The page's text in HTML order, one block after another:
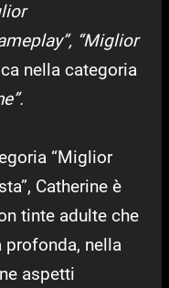
“Miglior
nella categoria
“Miglior
Catherine è
tinte adulte che
profonda, nella
aspetti